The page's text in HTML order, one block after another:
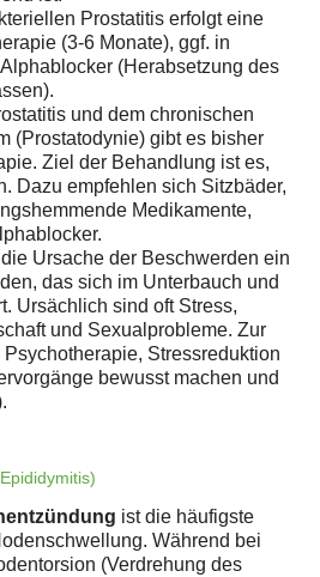
Prostatitis erfolgt eine
(3-6 Monate), ggf. in
(Herabsetzung des
und dem chronischen
(Prostatodynie) gibt es bisher
Ziel der Behandlung ist es,
Dazu empfehlen sich Sitzbäder,
Medikamente,
Ursache der Beschwerden ein
das sich im Unterbauch und
Ursächlich sind oft Stress,
und Sexualprobleme. Zur
Stressreduktion
bewusst machen und
ist die häufigste
Während bei
(Verdrehung des